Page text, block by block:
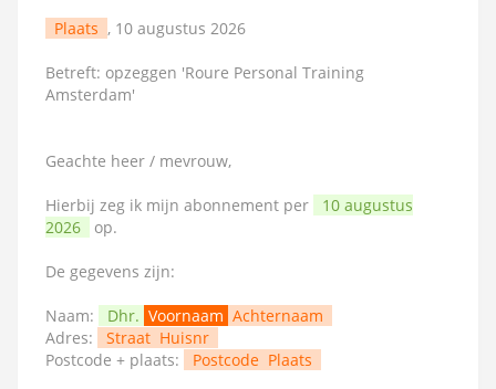
Plaats , 10 augustus 2026
Betreft: opzeggen 'Roure Personal Training
Amsterdam'
Geachte heer / mevrouw,
Hierbij zeg ik mijn abonnement per
10 augustus
2026
op.
De gegevens zijn:
Naam: Dhr. Voornaam Achternaam
Adres:
Straat Huisnr
Postcode + plaats:
Postcode Plaats